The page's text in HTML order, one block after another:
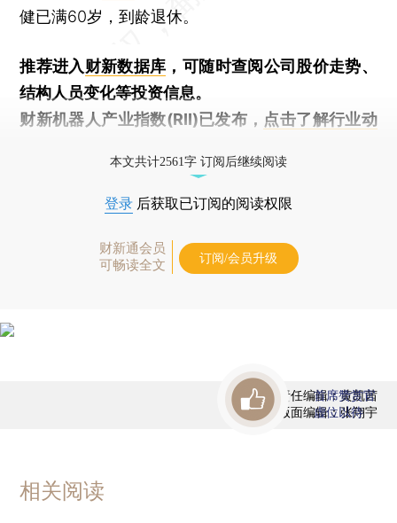
健已满60岁，到龄退休。
推荐进入财新数据库 ，可随时查阅公司股价走势、
结构人员变化等投资信息。
财新机器人产业指数(RII)已发布， 点击了解行业动
本文共计2561字 订阅后继续阅读
登录 后获取已订阅的阅读权限
财新通会员
可畅读全文
订阅/会员升级
责任编辑：黄凯茜
版面编辑：张翔宇
首席赞赏官
虚位以待
相关阅读